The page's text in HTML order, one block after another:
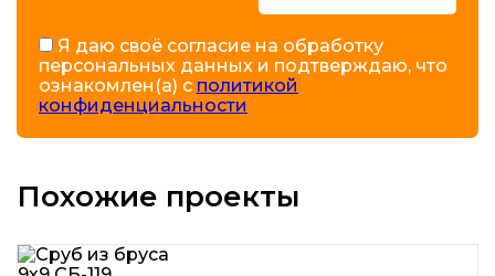
Я даю своё согласие на обработку
персональных данных и подтверждаю, что
ознакомлен(а) с политикой
конфиденциальности
Похожие проекты